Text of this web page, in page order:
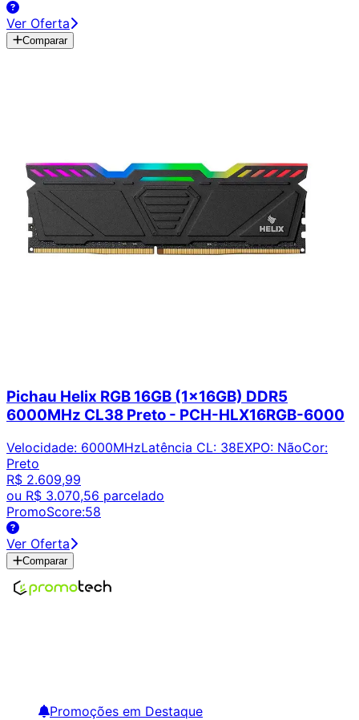
Ver Oferta
Comparar
Pichau Helix RGB 16GB (1x16GB) DDR5
6000MHz CL38 Preto - PCH-HLX16RGB-6000
Velocidade: 6000MHzLatência CL: 38EXPO: NãoCor:
Preto
R$ 2.609,99
ou R$ 3.070,56 parcelado
PromoScore:58
Ver Oferta
Comparar
Promoções em Destaque